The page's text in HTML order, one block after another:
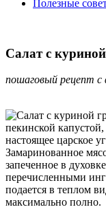
Полезные
Салат с
пошаговый рецепт
пекинской
настоящее царское
Замаринованное
запеченное в
перечисленными
подается в теплом
максимально полно.